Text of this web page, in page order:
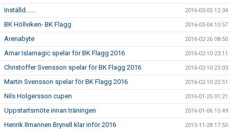
Inställd...... 2016-03-05 12:34
BK Höllviken- BK Flagg 2016-03-04 10:57
Arenabyte 2016-02-26 08:50
Amar Islamagic spelar för BK Flagg 2016 2016-02-10 23:11
Christoffer Svensson spelar för BK Flagg 2016 2016-02-10 23:03
Martin Svensson spelar för BK Flagg 2016 2016-02-10 22:51
Nils Holgersson cupen 2016-01-25 01:21
Uppstartsmöte innan träningen 2016-01-06 15:49
Henrik Ilmannen Brynell klar inför 2016 2015-11-28 17:50